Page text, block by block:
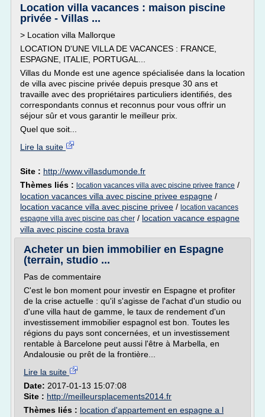
Location villa vacances : maison piscine
privée - Villas ...
> Location villa Mallorque
LOCATION D'UNE VILLA DE VACANCES : FRANCE,
ESPAGNE, ITALIE, PORTUGAL...
Villas du Monde est une agence spécialisée dans la location
de villa avec piscine privée depuis presque 30 ans et
travaille avec des propriétaires particuliers identifiés, des
correspondants connus et reconnus pour vous offrir un
séjour sûr et vous garantir le meilleur prix.
Quel que soit...
Lire la suite
Site : http://www.villasdumonde.fr
Thèmes liés : location vacances villa avec piscine privee france /
location vacances villa avec piscine privee espagne /
location vacance villa avec piscine privee / location vacances
espagne villa avec piscine pas cher / location vacance espagne
villa avec piscine costa brava
Acheter un bien immobilier en Espagne
(terrain, studio ...
Pas de commentaire
C'est le bon moment pour investir en Espagne et profiter
de la crise actuelle : qu'il s'agisse de l'achat d'un studio ou
d'une villa haut de gamme, le taux de rendement d'un
investissement immobilier espagnol est bon. Toutes les
régions du pays sont concernées, et un investissement
rentable à Barcelone peut aussi l'être à Marbella, en
Andalousie ou prêt de la frontière...
Lire la suite
Date: 2017-01-13 15:07:08
Site : http://meilleursplacements2014.fr
Thèmes liés : location d'appartement en espagne a l